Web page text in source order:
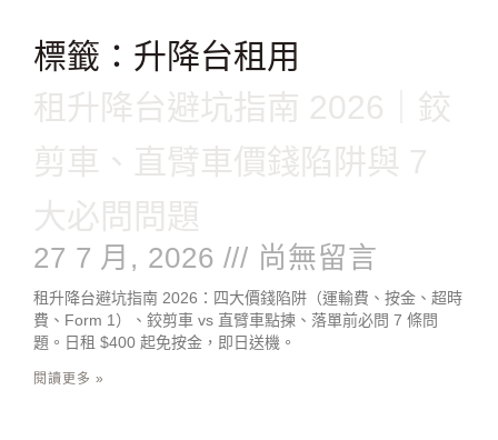
標籤：升降台租用
租升降台避坑指南 2026｜鉸
剪車、直臂車價錢陷阱與 7
大必問問題
27 7 月, 2026 尚無留言
租升降台避坑指南 2026：四大價錢陷阱（運輸費、按金、超時
費、Form 1）、鉸剪車 vs 直臂車點揀、落單前必問 7 條問
題。日租 $400 起免按金，即日送機。
閱讀更多 »